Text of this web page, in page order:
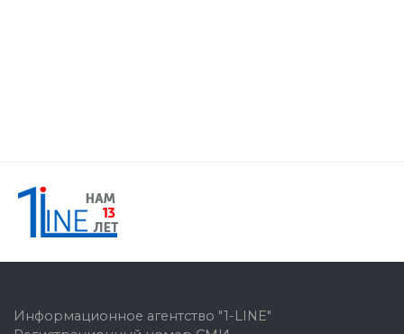
Информационное агентство "1-LINE"